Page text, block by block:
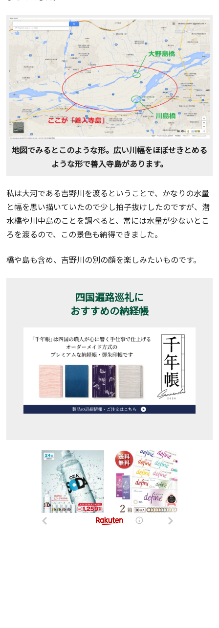
地図でみるとこのような形。広い川幅をほぼせきとめる
ような形で善入寺島があります。
私は大河である吉野川を渡るということで、かなりの水量
と幅を思い描いていたので少し拍子抜けしたのですが、潜
水橋や川中島のことを調べると、常には水量が少ないとこ
ろを渡るので、この景色も納得できました。
橋や島も含め、吉野川の別の顔を楽しみたいものです。
四国遍路巡礼に
おすすめの納経帳